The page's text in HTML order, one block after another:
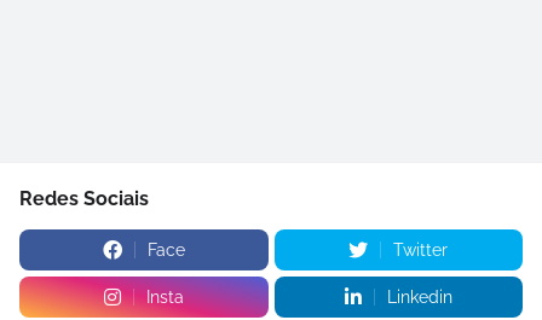
Redes Sociais
Face Twitter
Insta Linkedin